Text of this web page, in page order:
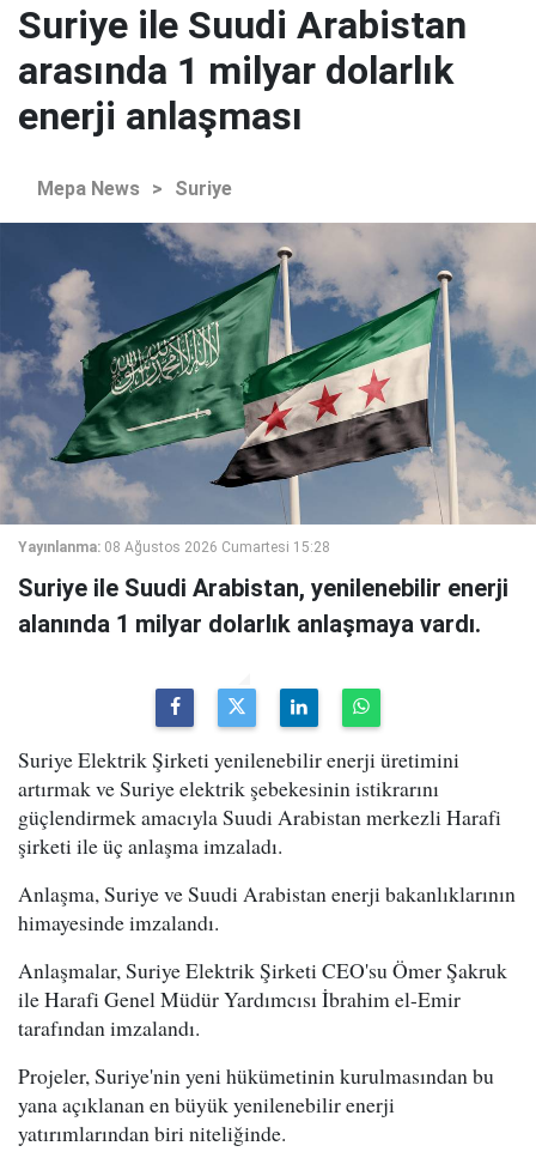
Suriye ile Suudi Arabistan
arasında 1 milyar dolarlık
enerji anlaşması
Mepa News > Suriye
Yayınlanma: 08 Ağustos 2026 Cumartesi 15:28
Suriye ile Suudi Arabistan, yenilenebilir enerji
alanında 1 milyar dolarlık anlaşmaya vardı.
Suriye Elektrik Şirketi yenilenebilir enerji üretimini
artırmak ve Suriye elektrik şebekesinin istikrarını
güçlendirmek amacıyla Suudi Arabistan merkezli Harafi
şirketi ile üç anlaşma imzaladı.
Anlaşma, Suriye ve Suudi Arabistan enerji bakanlıklarının
himayesinde imzalandı.
Anlaşmalar, Suriye Elektrik Şirketi CEO'su Ömer Şakruk
ile Harafi Genel Müdür Yardımcısı İbrahim el-Emir
tarafından imzalandı.
Projeler, Suriye'nin yeni hükümetinin kurulmasından bu
yana açıklanan en büyük yenilenebilir enerji
yatırımlarından biri niteliğinde.